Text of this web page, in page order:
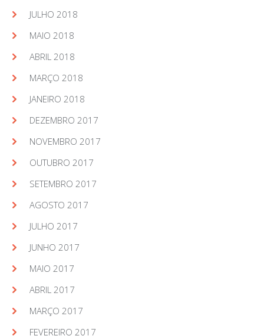
JULHO 2018
MAIO 2018
ABRIL 2018
MARÇO 2018
JANEIRO 2018
DEZEMBRO 2017
NOVEMBRO 2017
OUTUBRO 2017
SETEMBRO 2017
AGOSTO 2017
JULHO 2017
JUNHO 2017
MAIO 2017
ABRIL 2017
MARÇO 2017
FEVEREIRO 2017